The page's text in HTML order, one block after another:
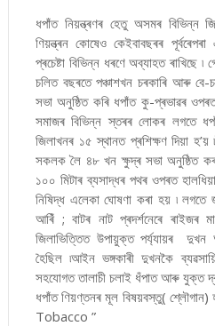
ধপাঁত নিয়ন্ত্ৰণৰ হেতু অসমৰ বিভিন্ন
ণিয়ন্ত্ৰন কোষেও কেইবাবছৰৰ
প্ৰচেষ্টা বিভিন্ন ধৰণে অব্যাহত ৰাখিছে
চলিত বছৰতে পঞ্চাশখন চৰকাৰি আৰু
সভা অনুষ্ঠিত কৰি ধপাঁত কু-প্ৰভাৱৰ
সমাজৰ বিভিন্ন স্তৰৰ লোকৰ লগতে
জিলাখনৰ ১৫ স্থানত প্ৰশিক্ষণ দিয়া
সকলক লৈ ৪৮ খন ক্ষুদ্ৰ সভা অনুষ্ঠিত
১০০ মিটাৰ ব্যসাদ্ধৰ পথৰ ওপৰত
নিষিদ্ধ এলেকা ঘোষণা কৰা হয় ৷ লগতে
আৰিঁ ; বাটৰ নাট প্ৰদৰ্শনেৰে ৰাইজৰ
জিলাভিত্তিত উপায়ুক্ত পৰ্য্যায়ৰ দুখন
হৈছিল ৷আইন ভঙ্গকাৰী দুখনকৈ
সহযোগত তালাচী চলাই ধঁপাত আৰু যুক্ত
ধপাঁত ণিয়ণ্তনৰ মূল বিষয়বস্তু(
Tobacco ”